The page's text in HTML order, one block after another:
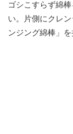
ゴシこすらず綿
い。片側にクレ
ンジング綿棒」